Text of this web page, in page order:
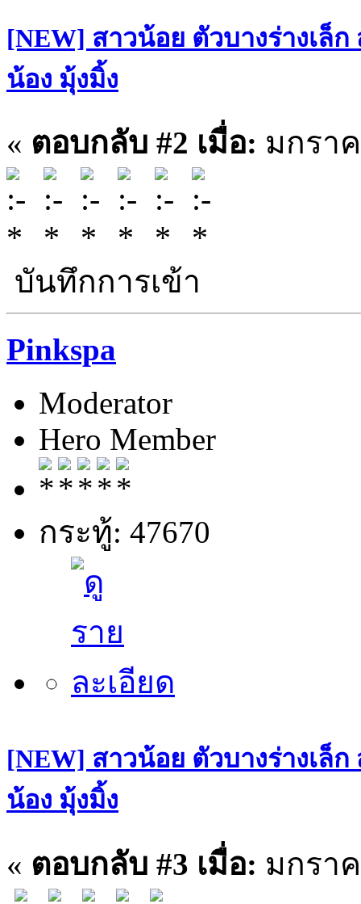
[NEW] สาวน้อย ตัวบางร่างเล็
น้อง มุ้งมิ้ง
« ตอบกลับ #2 เมื่อ: มกราค
บันทึกการเข้า
Pinkspa
Moderator
Hero Member
กระทู้: 47670
[NEW] สาวน้อย ตัวบางร่างเล็
น้อง มุ้งมิ้ง
« ตอบกลับ #3 เมื่อ: มกราค